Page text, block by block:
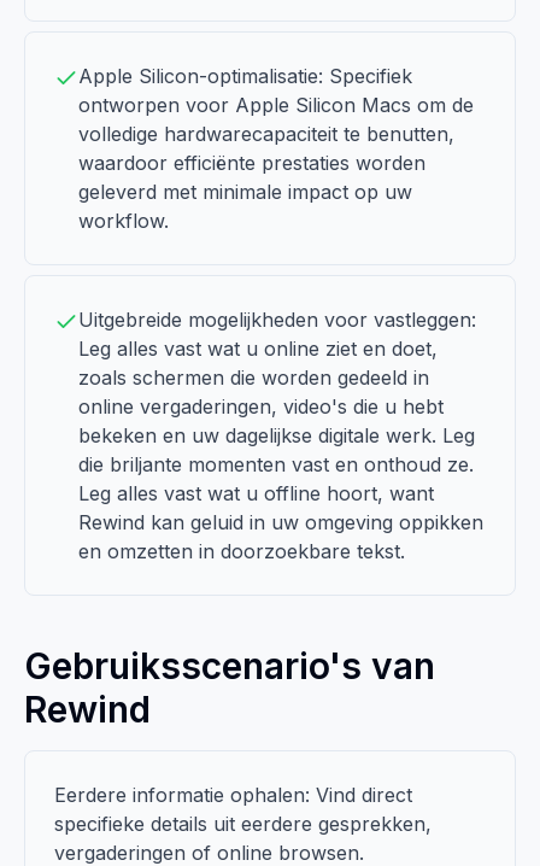
Apple Silicon-optimalisatie: Specifiek
ontworpen voor Apple Silicon Macs om de
volledige hardwarecapaciteit te benutten,
waardoor efficiënte prestaties worden
geleverd met minimale impact op uw
workflow.
Uitgebreide mogelijkheden voor vastleggen:
Leg alles vast wat u online ziet en doet,
zoals schermen die worden gedeeld in
online vergaderingen, video's die u hebt
bekeken en uw dagelijkse digitale werk. Leg
die briljante momenten vast en onthoud ze.
Leg alles vast wat u offline hoort, want
Rewind kan geluid in uw omgeving oppikken
en omzetten in doorzoekbare tekst.
Gebruiksscenario's van
Rewind
Eerdere informatie ophalen: Vind direct
specifieke details uit eerdere gesprekken,
vergaderingen of online browsen.